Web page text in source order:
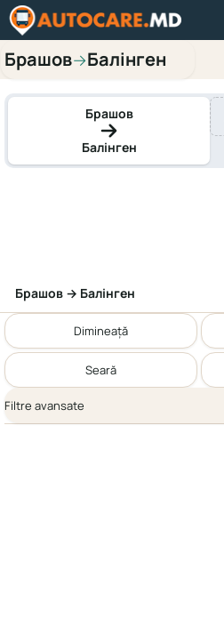
Брашов→Балінген
Брашов
Балінген
Брашов → Балінген
Dimineață
Seară
Filtre avansate